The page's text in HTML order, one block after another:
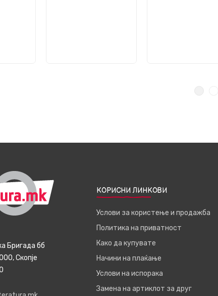
Бригада бб
Скопје
КОРИСНИ ЛИНКОВИ
Услови за користење и продажба
Политика на приватност
Како да купувате
Начини на плаќање
Услови на испорака
Замена на артиклот за друг